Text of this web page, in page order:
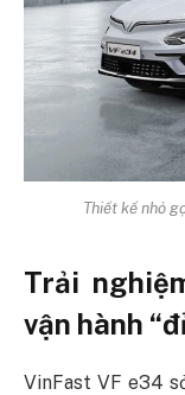
Thiết kế nhỏ
Trải
vận hành
VinFast VF e34